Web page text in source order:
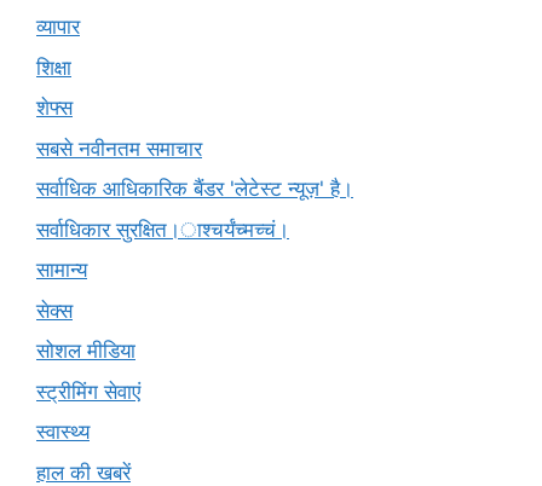
व्यापार
शिक्षा
शेफ्स
सबसे नवीनतम समाचार
सर्वाधिक आधिकारिक बैंडर 'लेटेस्ट न्यूज़' है।
सर्वाधिकार सुरक्षित।ाश्चर्यंच्मच्चं।
सामान्य
सेक्स
सोशल मीडिया
स्ट्रीमिंग सेवाएं
स्वास्थ्य
हाल की खबरें